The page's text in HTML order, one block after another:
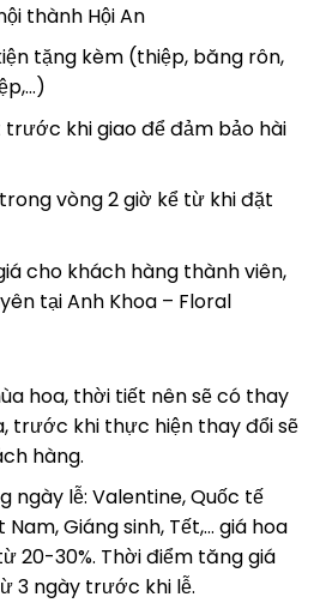
thành Hội An
tặng kèm (thiệp, băng rôn,
khi giao để đảm bảo hài
vòng 2 giờ kể từ khi đặt
cho khách hàng thành viên,
tại Anh Khoa – Floral
hoa, thời tiết nên sẽ có thay
trước khi thực hiện thay đổi sẽ
hàng.
ngày lễ: Valentine, Quốc tế
Nam, Giáng sinh, Tết,… giá hoa
20-30%. Thời điểm tăng giá
3 ngày trước khi lễ.